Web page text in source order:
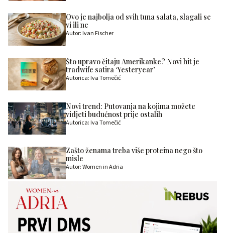
Ovo je najbolja od svih tuna salata, slagali se
vi ili ne
Autor: Ivan Fischer
Što upravo čitaju Amerikanke? Novi hit je
tradwife satira ‘Yesteryear’
Autorica: Iva Tomečić
Novi trend: Putovanja na kojima možete
vidjeti budućnost prije ostalih
Autorica: Iva Tomečić
Zašto ženama treba više proteina nego što
misle
Autor: Women in Adria